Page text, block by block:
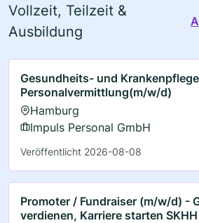
Vollzeit, Teilzeit &
Ausbildung
Gesundheits- und
Personalvermittlung(m/w/d)
Hamburg
Impuls Personal GmbH
Veröffentlicht 2026-08-08
Promoter / Fundraiser (m/w/d) -
verdienen, Karriere starten SKHH